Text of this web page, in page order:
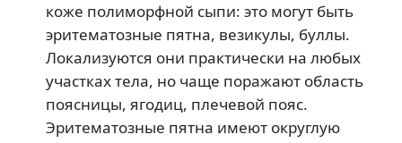
коже полиморфной сыпи: это могут быть
эритематозные пятна, везикулы, буллы.
Локализуются они практически на любых
участках тела, но чаще поражают область
поясницы, ягодиц, плечевой пояс.
Эритематозные пятна имеют округлую